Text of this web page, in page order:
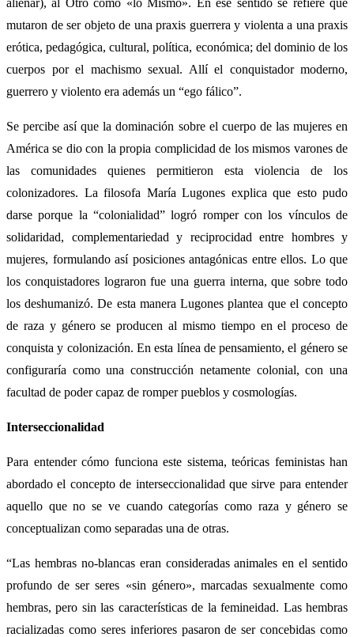
mutaron de ser objeto de una praxis guerrera y violenta a una praxis
erótica, pedagógica, cultural, política, económica; del dominio de los
cuerpos por el machismo sexual. Allí el conquistador moderno,
guerrero y violento era además un “ego fálico”.
Se percibe así que la dominación sobre el cuerpo de las mujeres en
América se dio con la propia complicidad de los mismos varones de
las comunidades quienes permitieron esta violencia de los
colonizadores. La filosofa María Lugones explica que esto pudo
darse porque la “colonialidad” logró romper con los vínculos de
solidaridad, complementariedad y reciprocidad entre hombres y
mujeres, formulando así posiciones antagónicas entre ellos. Lo que
los conquistadores lograron fue una guerra interna, que sobre todo
los deshumanizó. De esta manera Lugones plantea que el concepto
de raza y género se producen al mismo tiempo en el proceso de
conquista y colonización. En esta línea de pensamiento, el género se
configuraría como una construcción netamente colonial, con una
facultad de poder capaz de romper pueblos y cosmologías.
Interseccionalidad
Para entender cómo funciona este sistema, teóricas feministas han
abordado el concepto de interseccionalidad que sirve para entender
aquello que no se ve cuando categorías como raza y género se
conceptualizan como separadas una de otras.
“Las hembras no-blancas eran consideradas animales en el sentido
profundo de ser seres «sin género», marcadas sexualmente como
hembras, pero sin las características de la femineidad. Las hembras
racializadas como seres inferiores pasaron de ser concebidas como